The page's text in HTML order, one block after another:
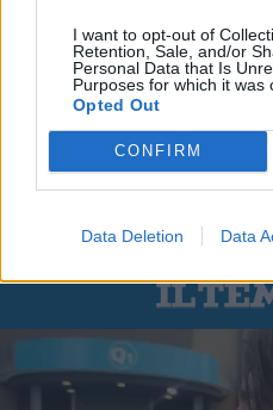
I want to opt-out of
Retention, Sale, and/or
Personal Data that Is
Purposes for which it was
Opted Out
CONFIRM
Data Deletion Data